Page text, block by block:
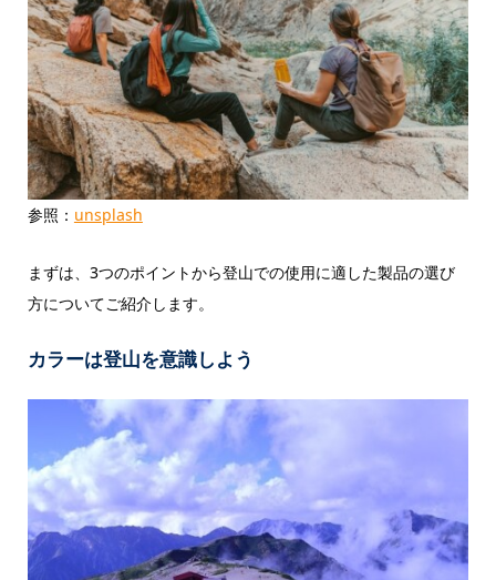
参照： unsplash
まずは、3つのポイントから登山での使用に適した製品の選び
方についてご紹介します。
カラーは登山を意識しよう